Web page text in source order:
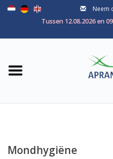
Neem
Tussen 12.08.2026 en
Home
Categorie
Gezondheidsdoel
Mondhygiëne